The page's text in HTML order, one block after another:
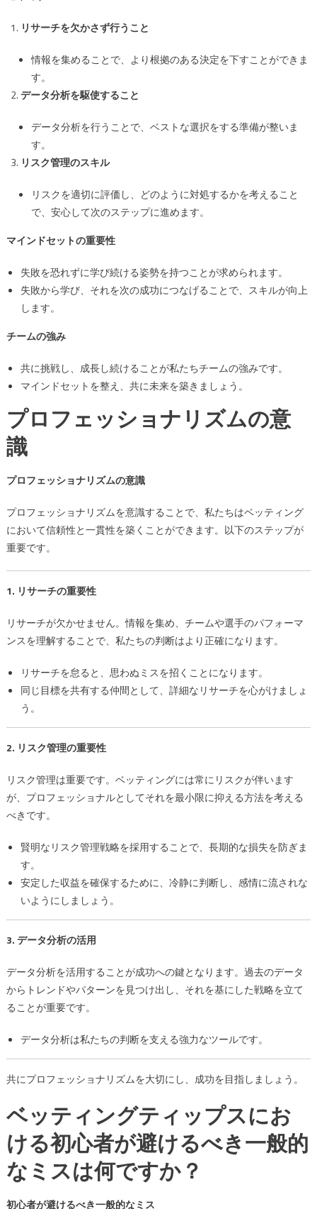
リサーチを欠かさず行うこと
情報を集めることで、より根拠のある決定を下すことができま
す。
データ分析を駆使すること
データ分析を行うことで、ベストな選択をする準備が整いま
す。
リスク管理のスキル
リスクを適切に評価し、どのように対処するかを考えること
で、安心して次のステップに進めます。
マインドセットの重要性
失敗を恐れずに学び続ける姿勢を持つことが求められます。
失敗から学び、それを次の成功につなげることで、スキルが向上
します。
チームの強み
共に挑戦し、成長し続けることが私たちチームの強みです。
マインドセットを整え、共に未来を築きましょう。
プロフェッショナリズムの意
識
プロフェッショナリズムの意識
プロフェッショナリズムを意識することで、私たちはベッティング
において信頼性と一貫性を築くことができます。以下のステップが
重要です。
1. リサーチの重要性
リサーチが欠かせません。情報を集め、チームや選手のパフォーマ
ンスを理解することで、私たちの判断はより正確になります。
リサーチを怠ると、思わぬミスを招くことになります。
同じ目標を共有する仲間として、詳細なリサーチを心がけましょ
う。
2. リスク管理の重要性
リスク管理は重要です。ベッティングには常にリスクが伴います
が、プロフェッショナルとしてそれを最小限に抑える方法を考える
べきです。
賢明なリスク管理戦略を採用することで、長期的な損失を防ぎま
す。
安定した収益を確保するために、冷静に判断し、感情に流されな
いようにしましょう。
3. データ分析の活用
データ分析を活用することが成功への鍵となります。過去のデータ
からトレンドやパターンを見つけ出し、それを基にした戦略を立て
ることが重要です。
データ分析は私たちの判断を支える強力なツールです。
共にプロフェッショナリズムを大切にし、成功を目指しましょう。
ベッティングティップスにお
ける初心者が避けるべき一般的
なミスは何ですか？
初心者が避けるべき一般的なミス